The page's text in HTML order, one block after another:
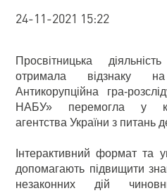
24-11-2021 15:22
Просвітницька
отримала відзнаку
Антикорупційна гра-
НАБУ» перемогла у
агентства України з питань
Інтерактивний формат та
допомагають підвищити
незаконних дій